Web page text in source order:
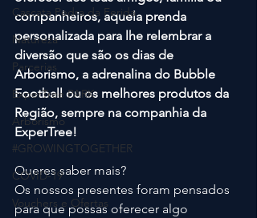
Cascata Pedra da Ferida
Natureza
Parcerias
ExperTree PARK
Arborismo
#GROWINGTOGETHER
COVID-19
Vouchers e Ofertas
companheiros, aquela prenda
personalizada para lhe relembrar a
diversão que são os dias de
Arborismo, a adrenalina do Bubble
Football ou os melhores produtos da
Região, sempre na companhia da
ExperTree!
Queres saber mais?
Os nossos presentes foram pensados
para que possas oferecer algo